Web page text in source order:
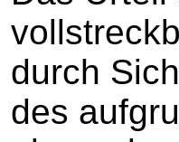
durch
des